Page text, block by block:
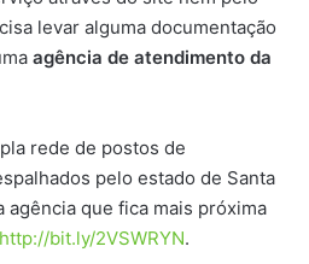
levar alguma documentação
agência de atendimento da
rede de postos de
pelo estado de Santa
agência que fica mais próxima
http://bit.ly/2VSWRYN.